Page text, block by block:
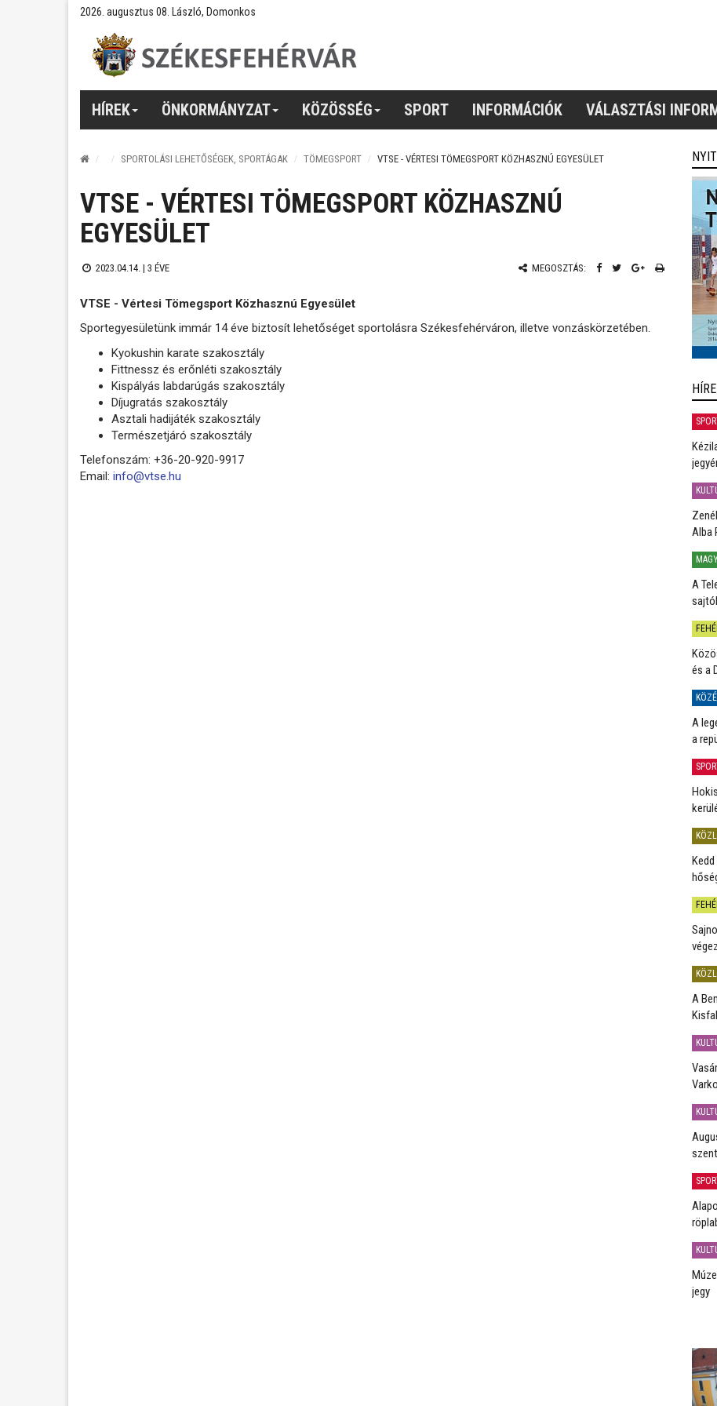
2026. augusztus 08. László, Domonkos
HÍREK ÖNKORMÁNYZAT KÖZÖSSÉG SPORT INFORMÁCIÓK VÁLASZTÁSI
SPORTOLÁSI LEHETŐSÉGEK, SPORTÁGAK TÖMEGSPORT VTSE - VÉRTESI TÖMEGSPORT KÖZHASZNÚ EGYESÜLET
VTSE - VÉRTESI TÖMEGSPORT KÖZHASZNÚ
EGYESÜLET
2023.04.14. | 3 ÉVE MEGOSZTÁS:
VTSE - Vértesi Tömegsport Közhasznú Egyesület
Sportegyesületünk immár 14 éve biztosít lehetőséget sportolásra Székesfehérváron, illetve vonzáskörzetében.
Kyokushin karate szakosztály
Fittnessz és erőnléti szakosztály
Kispályás labdarúgás szakosztály
Díjugratás szakosztály
Asztali hadijáték szakosztály
Természetjáró szakosztály
Telefonszám: +36-20-920-9917
Email: info@vtse.hu
Alba
A
és a
A
a
A
jegy